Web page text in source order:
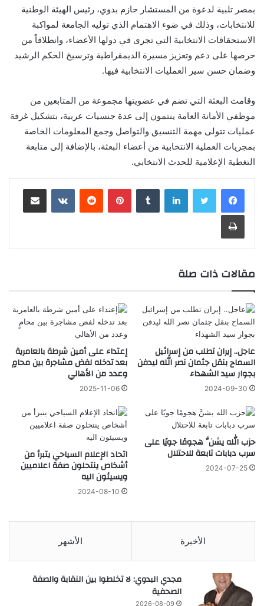
بمصر تلبية لدعوة من المستشار حازم بدوي، رئيس الهيئة الوطنية
للانتخابات، وذلك في ضوء الاهتمام الذي توليه الجامعة لمواكبة
الاستحقاقات الانتخابية التي تجرى في دولها الأعضاء، وانطلاقاً من
حرصها على دعم وتعزيز مسيرة الديمقراطية وترسيخ الحكم الرشيد
وضمان حسن سير العمليات الانتخابية فيها.
وقامت البعثة التي تضم في عضويتها مجموعة من المتابعين من
موظفي الأمانة العامة ينتمون إلى عدة جنسيات عربية، بتشكيل غرفة
عمليات تتولى مهمة التنسيق والتواصل وجمع المعلومات الخاصة
بمجريات العملية الانتخابية من أعضاء البعثة، بالإضافة إلى متابعة
التغطية الإعلامية للحدث الانتخابي.
لينكدإن بينتيريست
مقالات ذات صلة
عاجل.. إيران تطلب من إسرائيل
السماح بنقل جثمان نصر الله ليدفن
بجوار سيد الشهداء
2024-09-30
إعتداء على أمين شرطة بالعامرية
بعد تدخله لفض مشاجرة بين محامٍ
وعدد من الأهالي
2025-11-06
حزب الله يشنَّ ‏هجومًا جويًا على
سرب دبابات تابعة للاحتلال
2024-07-25
اتحاد الإعلام السياحي يتبرأ من
أشخاص ينتحلون صفة اعلاميين
ويسيئون اليه
2024-08-10
الأخيرة الأشهر
مجدي البدوي: لا تخلطوا بين النقابة والصفة
الصحفية
2026-08-09